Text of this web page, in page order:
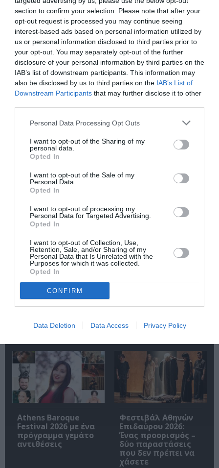
section to confirm your selection. Please note that after your
opt-out request is processed you may continue seeing
interest-based ads based on personal information utilized by
us or personal information disclosed to third parties prior to
your opt-out. You may separately opt-out of the further
disclosure of your personal information by third parties on the
IAB’s list of downstream participants. This information may
also be disclosed by us to third parties on the IAB’s List of
Downstream Participants that may further disclose it to other
Personal Data Processing Opt Outs
I want to opt-out of the Sharing of my
personal data.
Opted In
I want to opt-out of the Sale of my
Personal Data.
Opted In
I want to opt-out of processing my
Personal Data for Targeted Advertising.
Opted In
I want to opt-out of Collection, Use,
Retention, Sale, and/or Sharing of my
Personal Data that Is Unrelated with the
Purposes for which it was collected.
Opted In
CONFIRM
Data Deletion Data Access Privacy Policy
ΒΡΑΒΕΙΑ
ΚΙΝΗΜΑΤΟΓΡΑΦΙΚΑ ΦΕΣΤΙΒΑΛ
ΞΕΝΕΣ ΤΑΙΝΙΕΣ
ΦΕΣΤΙΒΑΛ ΚΑΝΝΩΝ
Newsletter
Κάθε βδομάδα στο e-mail σας τα τελευταία νέα για
την Τέχνη και τον Πολιτισμό!
Σχετικά Άρθρα
9ο Φεστιβάλ
Ντοκιμαντέρ
Καρύστου – «Ξένος
όπου κι αν πάω
Κινηματογράφου
Κεφαλονιάς
«Κύματα»
Athens Baroque
Festival 2026 με ένα
πρόγραμμα γεμάτο
αντιθέσεις
Φεστιβάλ Αθηνών
Επιδαύρου 2026:
Ένας προορισμός –
δύο παραστάσεις
που δεν πρέπει να
χάσετε